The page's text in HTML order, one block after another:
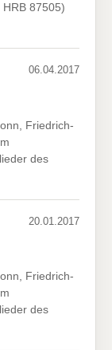
87505)
06.04.2017
Friedrich-
des
20.01.2017
Friedrich-
des